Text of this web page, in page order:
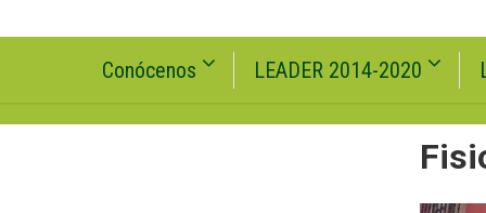
Conócenos LEADER 2014-2020